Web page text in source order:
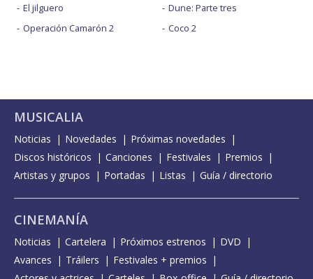
El jilguero
Operación Camarón 2
Dune: Parte tres
Coco 2
MUSICALIA
Noticias Novedades
Próximas novedades
Discos históricos
Canciones Festivales
Premios
Artistas y grupos
Portadas Listas Guía / directorio
CINEMANÍA
Noticias Cartelera Próximos estrenos
DVD
Avances
Tráilers
Festivales + premios